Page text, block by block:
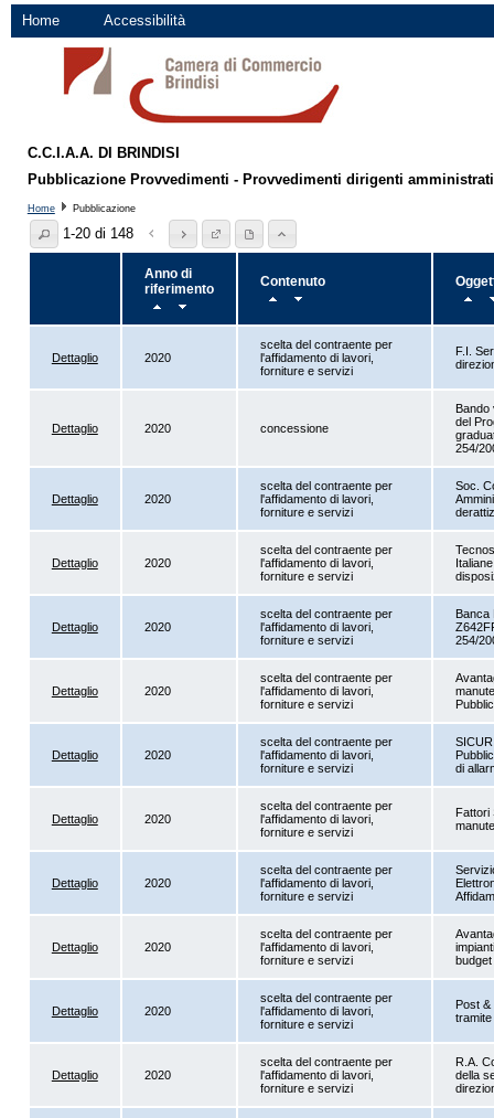
Home Accessibilità
C.C.I.A.A. DI BRINDISI
Pubblicazione Provvedimenti - Provvedimenti dirigenti
Home Pubblicazione
1-20 di 148
Anno di
riferimento
Contenuto
Dettaglio 2020
scelta del contraente per
l'affidamento di lavori,
forniture e servizi
F.I.
Dettaglio 2020 concessione
Bando
del
254/
Dettaglio 2020
scelta del contraente per
l'affidamento di lavori,
forniture e servizi
Soc.
Dettaglio 2020
scelta del contraente per
l'affidamento di lavori,
forniture e servizi
Dettaglio 2020
scelta del contraente per
l'affidamento di lavori,
forniture e servizi
Banca
254/
Dettaglio 2020
scelta del contraente per
l'affidamento di lavori,
forniture e servizi
Dettaglio 2020
scelta del contraente per
l'affidamento di lavori,
forniture e servizi
di
Dettaglio 2020
scelta del contraente per
l'affidamento di lavori,
forniture e servizi
Fattori
Dettaglio 2020
scelta del contraente per
l'affidamento di lavori,
forniture e servizi
Dettaglio 2020
scelta del contraente per
l'affidamento di lavori,
forniture e servizi
budget
Dettaglio 2020
scelta del contraente per
l'affidamento di lavori,
forniture e servizi
Post
Dettaglio 2020
scelta del contraente per
l'affidamento di lavori,
forniture e servizi
R.A.
della